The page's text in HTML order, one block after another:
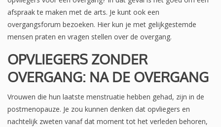
afspraak te maken met de arts. Je kunt ook een
overgangsforum bezoeken. Hier kun je met gelijkgestemde
mensen praten en vragen stellen over de overgang.
OPVLIEGERS ZONDER
OVERGANG: NA DE OVERGANG
Vrouwen die hun laatste menstruatie hebben gehad, zijn in de
postmenopauze. Je zou kunnen denken dat opvliegers en
nachtelijk zweten vanaf dat moment tot het verleden behoren,